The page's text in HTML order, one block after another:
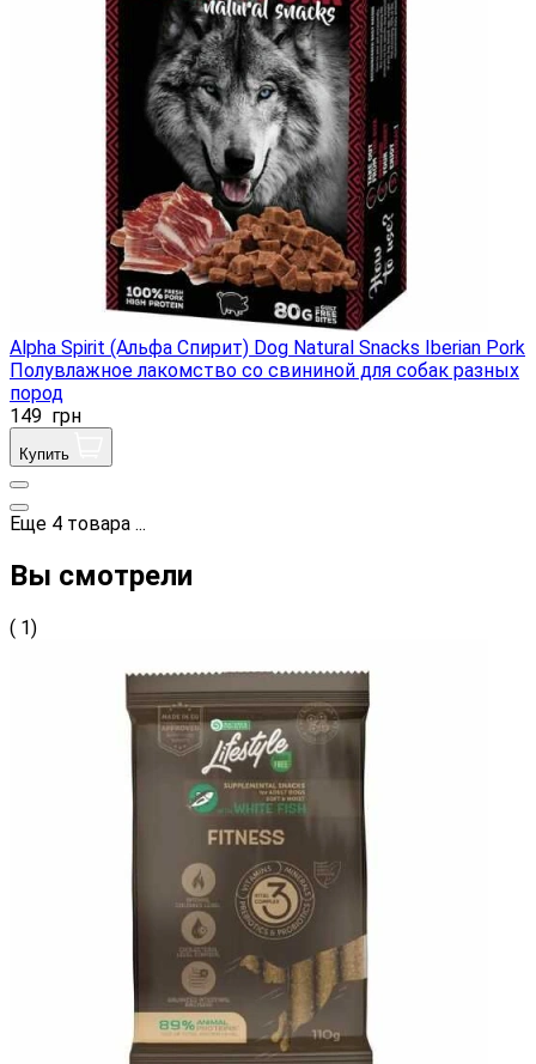
Alpha Spirit (Альфа Спирит) Dog Natural Snacks Iberian Pork
Полувлажное лакомство со свининой для собак разных
пород
149 грн
Купить
Еще 4 товара ...
Вы смотрели
( 1)